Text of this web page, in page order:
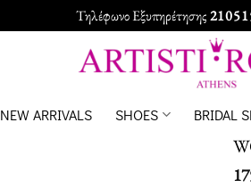
Τηλέφωνο Εξυπηρέτησης
NEW ARRIVALS SHOES BRIDAL